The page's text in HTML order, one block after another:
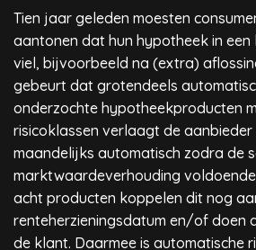
Tien jaar geleden moesten
aantonen dat hun hypotheek in een
viel, bijvoorbeeld na (extra)
gebeurt dat grotendeels
onderzochte hypotheekproducten
risicoklassen verlaagt de
maandelijks automatisch zodra de
marktwaardeverhouding
acht producten koppelen dit nog
renteherzieningsdatum en/of doen
de klant. Daarmee is automatische